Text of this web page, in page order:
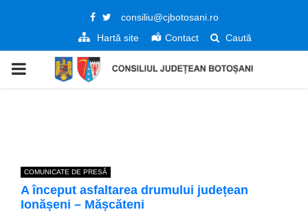
Facebook
Twitter
consiliu@cjbotosani.ro
Hartă site
Contact Caută
PRIMARY
COMUNICATE DE PRESĂ
A început asfaltarea drumului județean
Ionășeni – Mășcăteni